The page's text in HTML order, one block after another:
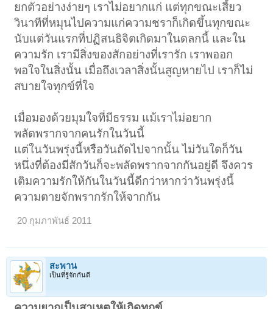
ยกตัวอย่างง่ายๆ เราไม่อยากแก่ แต่ทุกขณะเสี้ยว
วินาทีที่หมุนไปความแก่ความชราก็เกิดขึ้นทุกขณะ
นับแต่วันแรกที่ปฏิสนธิจิตเกิดมาในดลกนี้ และใน
ความรัก เรามีสิ่งของสักอย่างที่เรารัก เราพออก
พอใจในสิ่งนั้น เมื่อถึงเวลาสิ่งนั้นสูญหายไป เราก็ไม่
สบายใจทุกข์ที่ใจ
เมื่อมองด้วยมุมใจที่มีธรรม แม้เราไม่อยาก
พลัดพรากจากคนรักในวันนี้
แต่ในวันพรุ่งนี้หรือวันถัดไปจากนั้น ไม่วันใดก็วัน
หนึ่งที่ต้องมีสักวันก็จะพลัดพรากจากกันอยู่ดี จึงควร
เติมความรักให้กันในวันนี้ดีกว่าหากว่าวันพรุ่งนี้
ความตายจักพรากรักให้จากกัน
20 กุมภาพันธ์ 2011
สะพาน
เป็นที่รู้จักกันดี